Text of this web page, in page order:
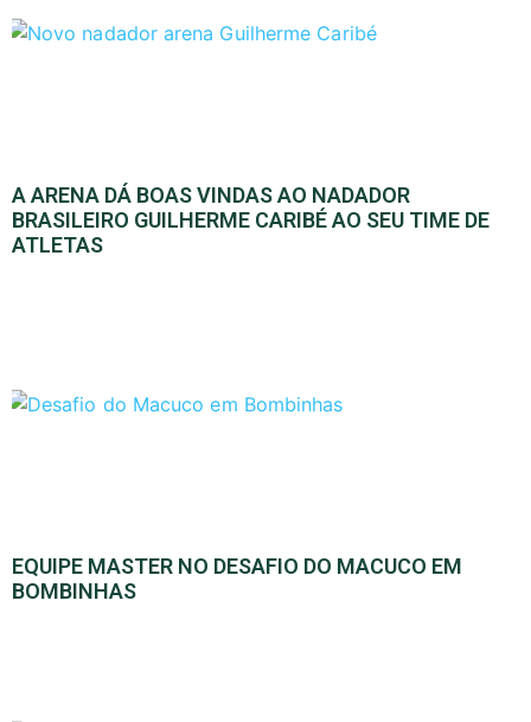
A ARENA DÁ BOAS VINDAS AO NADADOR
BRASILEIRO GUILHERME CARIBÉ AO SEU TIME DE
ATLETAS
EQUIPE MASTER NO DESAFIO DO MACUCO EM
BOMBINHAS